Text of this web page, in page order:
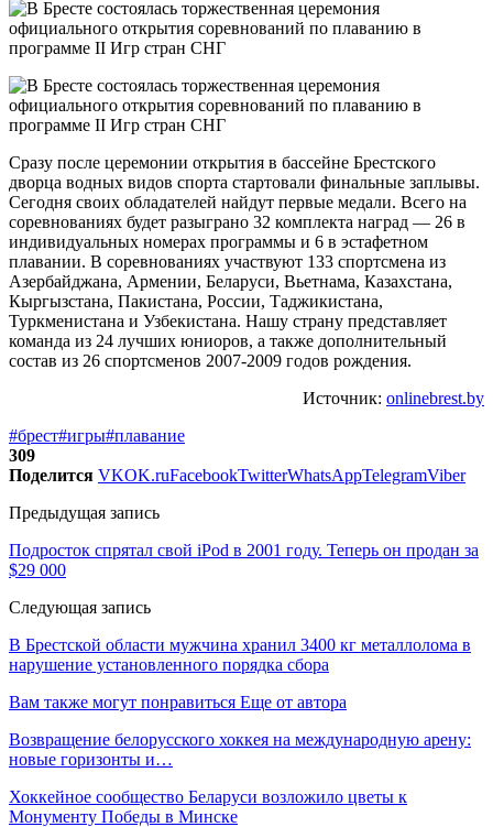
Сразу после церемонии открытия в бассейне Брестского
дворца водных видов спорта стартовали финальные заплывы.
Сегодня своих обладателей найдут первые медали. Всего на
соревнованиях будет разыграно 32 комплекта наград — 26 в
индивидуальных номерах программы и 6 в эстафетном
плавании. В соревнованиях участвуют 133 спортсмена из
Азербайджана, Армении, Беларуси, Вьетнама, Казахстана,
Кыргызстана, Пакистана, России, Таджикистана,
Туркменистана и Узбекистана. Нашу страну представляет
команда из 24 лучших юниоров, а также дополнительный
состав из 26 спортсменов 2007-2009 годов рождения.
Источник: onlinebrest.by
#брест#игры#плавание
309
Поделится VKOK.ruFacebookTwitterWhatsAppTelegramViber
Предыдущая запись
Подросток спрятал свой iPod в 2001 году. Теперь он продан за
$29 000
Следующая запись
В Брестской области мужчина хранил 3400 кг металлолома в
нарушение установленного порядка сбора
Вам также могут понравиться Еще от автора
Возвращение белорусского хоккея на международную арену:
новые горизонты и…
Хоккейное сообщество Беларуси возложило цветы к
Монументу Победы в Минске